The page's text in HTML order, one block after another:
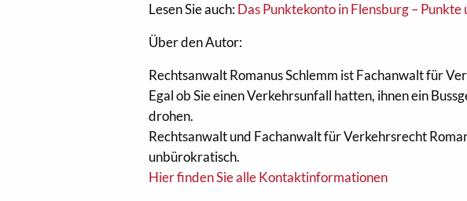
Lesen Sie auch:Das Punktekonto in Flensburg –
Über den Autor:
Rechtsanwalt Romanus Schlemm ist Fachanwalt für
Egal ob Sie einen Verkehrsunfall hatten, ihnen ein
drohen.
Rechtsanwalt und Fachanwalt für Verkehrsrecht
unbürokratisch.
Hier finden Sie alle Kontaktinformationen